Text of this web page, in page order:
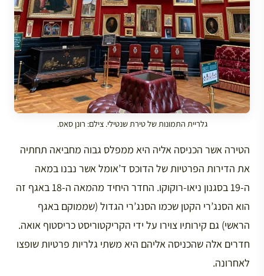
גלריית התמונות של טירת שנטילי. צילם: רונן סאס.
הטירה אשר הכניסה אליה היא ממפלס גבוה מחביאה תחתיה
את הדירות הפרטיות של הדוכס ד’אומל אשר נבנו במאה
ה-19 בסגנון ניאו-רוקוקו. החדר היחיד מהמאה ה-18 באגף זה
הוא הסנג’רי הקטן שכמו הסנג’רי הגדול (שממוקם באגף
הראשי) גם קירותיו צוירו על ידי הקריקטוריסט כריסטוף אואה.
חדרים אלה שהכניסה אליהם היא משתי גלריות פרטיות שופצו
לאחרונה.